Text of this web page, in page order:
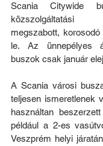
Scania Citywide
megszabott,
le. Az ünnepélyes
buszok csak január
A Scania városi
teljesen ismeretlenek
használtan
például a 2-es
Veszprém helyi